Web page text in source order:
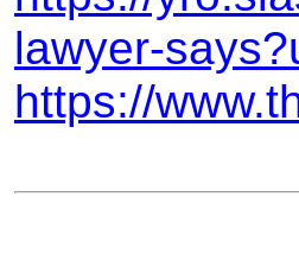
lawyer-
https://